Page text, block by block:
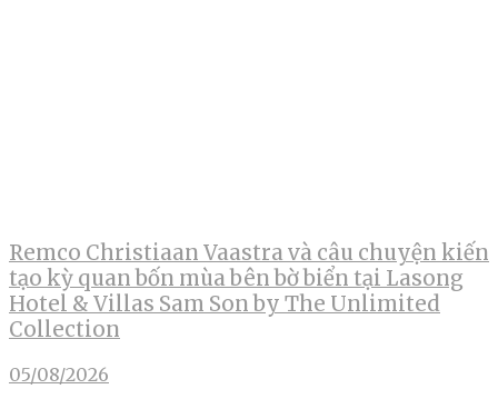
Remco Christiaan Vaastra và câu chuyện kiến
tạo kỳ quan bốn mùa bên bờ biển tại Lasong
Hotel & Villas Sam Son by The Unlimited
Collection
05/08/2026